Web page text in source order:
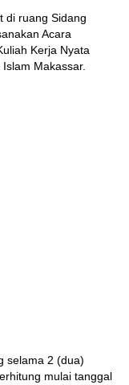
di ruang Sidang
Acara
Kerja Nyata
Makassar.
selama 2 (dua)
mulai tanggal